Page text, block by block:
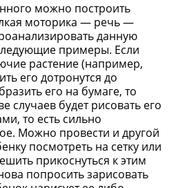
можно построить
моторика — речь —
данную
примеры. Если
растение (например,
его дотронутся до
его на бумаге, то
случаев будет рисовать его
то есть сильно
Можно провести и другой
посмотреть на сетку или
прикоснуться к этим
попросить зарисовать